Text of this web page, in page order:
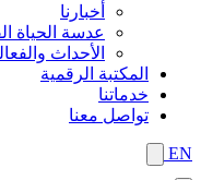
أخبارنا
عدسة الحياة
الأحداث
المكتبة الرقمية
خدماتنا
تواصل معنا
EN